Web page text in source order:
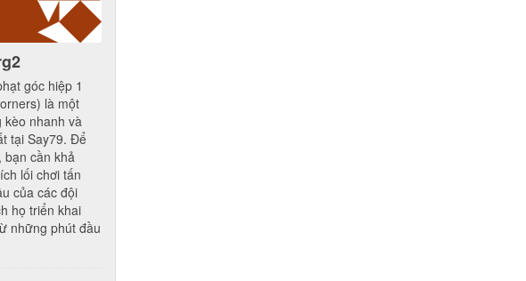
góc hiệp 1
là một
kèo nhanh và
tại Say79. Để
bạn cần khả
lối chơi tấn
của các đội
họ triển khai
những phút đầu